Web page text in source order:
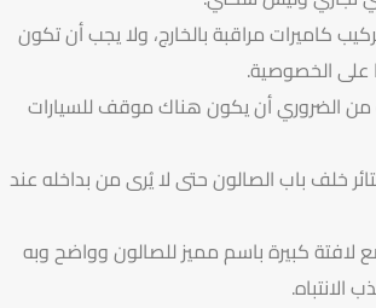
كاميرات مراقبة بالخارج، ولا يجب أن تكون
على الخصوصية.
من الضروري أن يكون هناك موقف للسيارات
خلف باب الصالون حتى لا يُرى من بداخله عند
كبيرة باسم مميز للصالون وواضح وبه
الانتباه.